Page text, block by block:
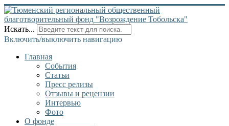
Искать...
Включить/выключить навигацию
Главная
События
Статьи
Пресс релизы
Отзывы и рецензии
Интервью
Фото
О фонде